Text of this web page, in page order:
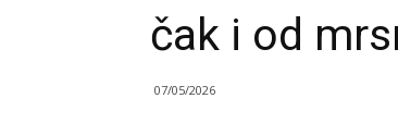
čak i od
07/05/2026